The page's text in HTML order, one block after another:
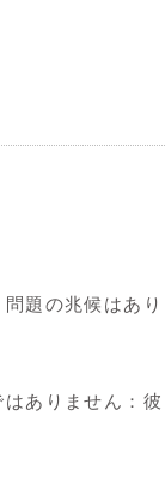
題の兆候はあ
ありません：